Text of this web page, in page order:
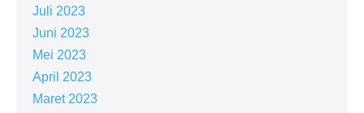
Juli 2023
Juni 2023
Mei 2023
April 2023
Maret 2023